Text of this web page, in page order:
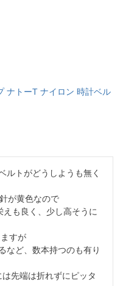
ナトーT ナイロン 時計ベル
ルトがどうしようも無く
が黄色なので
も良く、少し高そうに
すが
など、数本持つのも有り
先端は折れずにピッタ